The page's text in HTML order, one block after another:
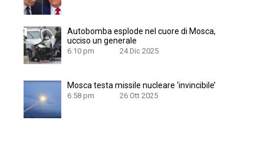
Autobomba esplode nel cuore di Mosca,
ucciso un generale
6:10 pm 24 Dic 2025
Mosca testa missile nucleare ‘invincibile’
6:58 pm 26 Ott 2025